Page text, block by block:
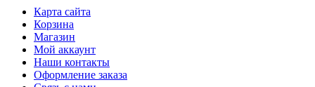
Карта сайта
Корзина
Магазин
Мой аккаунт
Наши контакты
Оформление заказа